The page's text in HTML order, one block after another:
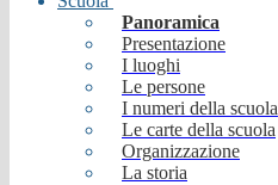
Panoramica
Presentazione
I luoghi
Le persone
I numeri della scuola
Le carte della scuola
Organizzazione
La storia